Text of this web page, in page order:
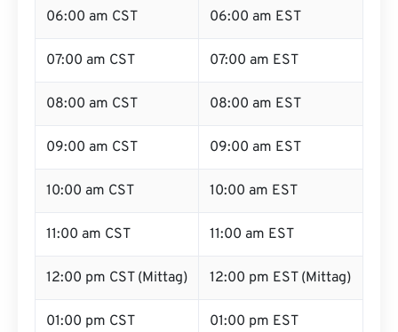
06:00 am CST 06:00 am EST
07:00 am CST 07:00 am EST
08:00 am CST 08:00 am EST
09:00 am CST 09:00 am EST
10:00 am CST 10:00 am EST
11:00 am CST 11:00 am EST
12:00 pm CST (Mittag) 12:00 pm EST (Mittag)
01:00 pm CST 01:00 pm EST